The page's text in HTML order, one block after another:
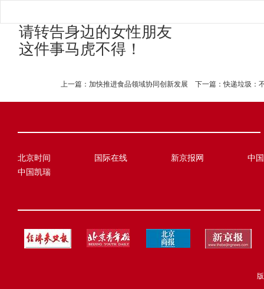
请转告身边的女性朋友
这件事马虎不得！
上一篇： 加快推进食品领域协同创新发展 下一篇：快递垃圾：
北京时间 国际在线 新京报网
中
中国凯瑞